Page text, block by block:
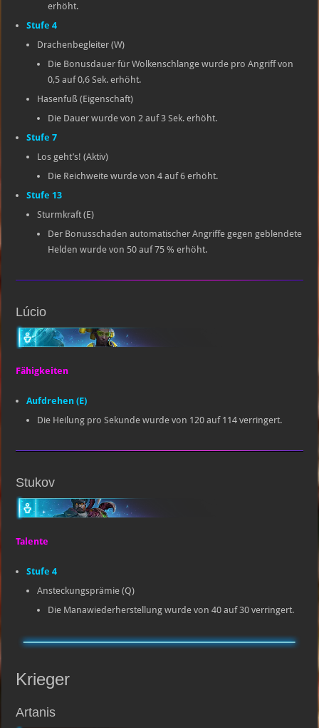
erhöht.
Stufe 4
Drachenbegleiter (W)
Die Bonusdauer für Wolkenschlange wurde pro Angriff von
0,5 auf 0,6 Sek. erhöht.
Hasenfuß (Eigenschaft)
Die Dauer wurde von 2 auf 3 Sek. erhöht.
Stufe 7
Los geht’s! (Aktiv)
Die Reichweite wurde von 4 auf 6 erhöht.
Stufe 13
Sturmkraft (E)
Der Bonusschaden automatischer Angriffe gegen geblendete
Helden wurde von 50 auf 75 % erhöht.
Lúcio
Fähigkeiten
Aufdrehen (E)
Die Heilung pro Sekunde wurde von 120 auf 114 verringert.
Stukov
Talente
Stufe 4
Ansteckungsprämie (Q)
Die Manawiederherstellung wurde von 40 auf 30 verringert.
Krieger
Artanis